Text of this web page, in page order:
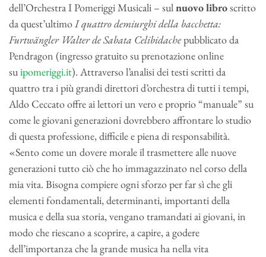
dell’Orchestra I Pomeriggi Musicali – sulnuovo libroscritto
da quest’ultimoI quattro demiurghi della bacchetta:
Furtwängler Walter de Sabata Celibidachepubblicato da
Pendragon (ingresso gratuito su prenotazione online
suipomeriggi.it). Attraverso l’analisi dei testi scritti da
quattro tra i più grandi direttori d’orchestra di tutti i tempi,
Aldo Ceccato offre ai lettori un vero e proprio “manuale” su
come le giovani generazioni dovrebbero affrontare lo studio
di questa professione, difficile e piena di responsabilità.
«Sento come un dovere morale il trasmettere alle nuove
generazioni tutto ciò che ho immagazzinato nel corso della
mia vita. Bisogna compiere ogni sforzo per far sì che gli
elementi fondamentali, determinanti, importanti della
musica e della sua storia, vengano tramandati ai giovani, in
modo che riescano a scoprire, a capire, a godere
dell’importanza che la grande musica ha nella vita